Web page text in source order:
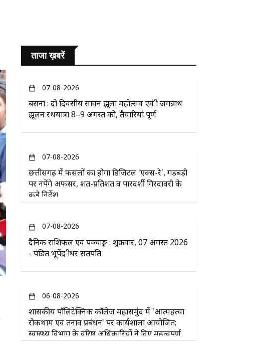
ताजा ख़बरें
07-08-2026
बसना : दो दिवसीय सावन झूला महोत्सव एवं श्री जगन्नाथ
झूलन रथयात्रा 8–9 अगस्त को, तैयारियां पूर्ण
07-08-2026
छत्तीसगढ़ में फसलों का होगा डिजिटल 'एक्स-रे', गड़बड़ी
पर नपेंगे अफसर, शत-प्रतिशत व पारदर्शी गिरदावरी के
कड़े निर्देश
07-08-2026
दैनिक राशिफल एवं पञ्चाङ्ग : शुक्रवार, 07 अगस्त 2026
- पंडित भूपेंद्र श्रीधर सतपति
06-08-2026
​शासकीय पॉलिटेक्निक कॉलेज महासमुंद में 'आत्महत्या
रोकथाम एवं तनाव प्रबंधन' पर कार्यशाला आयोजित;
स्वास्थ्य विभाग के वरिष्ठ अधिकारियों ने दिए महत्वपूर्ण
सुझाव